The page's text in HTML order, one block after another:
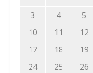
3
4 5
10
11 12
17
18 19
24
25 26